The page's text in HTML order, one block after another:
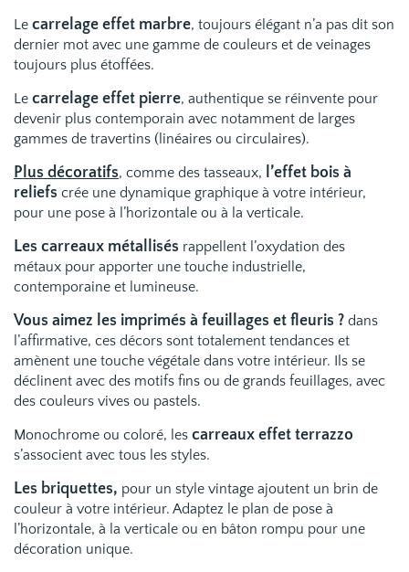
Le carrelage effet marbre, toujours élégant n’a pas dit son
dernier mot avec une gamme de couleurs et de veinages
toujours plus étoffées.
Le carrelage effet pierre, authentique se réinvente pour
devenir plus contemporain avec notamment de larges
gammes de travertins (linéaires ou circulaires).
Plus décoratifs, comme des tasseaux,
l’effet bois à
reliefs crée une dynamique graphique à votre intérieur,
pour une pose à l’horizontale ou à la verticale.
Les carreaux métallisés rappellent l’oxydation des
métaux pour apporter une touche industrielle,
contemporaine et lumineuse.
Vous aimez les imprimés à feuillages et fleuris ? dans
l’affirmative, ces décors sont totalement tendances et
amènent une touche végétale dans votre intérieur. Ils se
déclinent avec des motifs fins ou de grands feuillages, avec
des couleurs vives ou pastels.
Monochrome ou coloré, les carreaux effet terrazzo
s’associent avec tous les styles.
Les briquettes, pour un style vintage ajoutent un brin de
couleur à votre intérieur. Adaptez le plan de pose à
l’horizontale, à la verticale ou en bâton rompu pour une
décoration unique.